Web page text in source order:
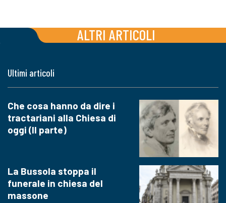
ALTRI ARTICOLI
Ultimi articoli
Che cosa hanno da dire i
tractariani alla Chiesa di
oggi (II parte)
La Bussola stoppa il
funerale in chiesa del
massone